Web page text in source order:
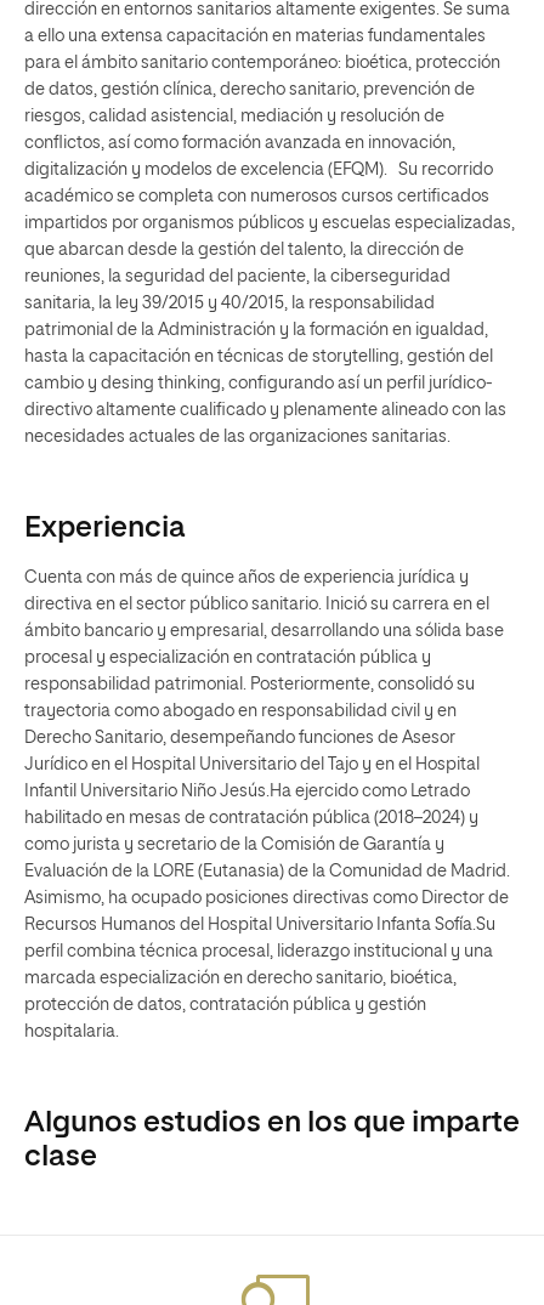
dirección en entornos sanitarios altamente exigentes. Se suma
a ello una extensa capacitación en materias fundamentales
para el ámbito sanitario contemporáneo: bioética, protección
de datos, gestión clínica, derecho sanitario, prevención de
riesgos, calidad asistencial, mediación y resolución de
conflictos, así como formación avanzada en innovación,
digitalización y modelos de excelencia (EFQM). Su recorrido
académico se completa con numerosos cursos certificados
impartidos por organismos públicos y escuelas especializadas,
que abarcan desde la gestión del talento, la dirección de
reuniones, la seguridad del paciente, la ciberseguridad
sanitaria, la ley 39/2015 y 40/2015, la responsabilidad
patrimonial de la Administración y la formación en igualdad,
hasta la capacitación en técnicas de storytelling, gestión del
cambio y desing thinking, configurando así un perfil jurídico-
directivo altamente cualificado y plenamente alineado con las
necesidades actuales de las organizaciones sanitarias.
Experiencia
Cuenta con más de quince años de experiencia jurídica y
directiva en el sector público sanitario. Inició su carrera en el
ámbito bancario y empresarial, desarrollando una sólida base
procesal y especialización en contratación pública y
responsabilidad patrimonial. Posteriormente, consolidó su
trayectoria como abogado en responsabilidad civil y en
Derecho Sanitario, desempeñando funciones de Asesor
Jurídico en el Hospital Universitario del Tajo y en el Hospital
Infantil Universitario Niño Jesús.Ha ejercido como Letrado
habilitado en mesas de contratación pública (2018–2024) y
como jurista y secretario de la Comisión de Garantía y
Evaluación de la LORE (Eutanasia) de la Comunidad de Madrid.
Asimismo, ha ocupado posiciones directivas como Director de
Recursos Humanos del Hospital Universitario Infanta Sofía.Su
perfil combina técnica procesal, liderazgo institucional y una
marcada especialización en derecho sanitario, bioética,
protección de datos, contratación pública y gestión
hospitalaria.
Algunos estudios en los que imparte
clase